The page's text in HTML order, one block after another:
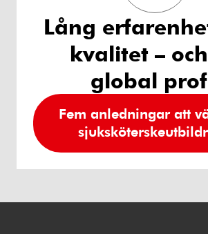
Lång
kvalitet –
global
Fem anledningar att